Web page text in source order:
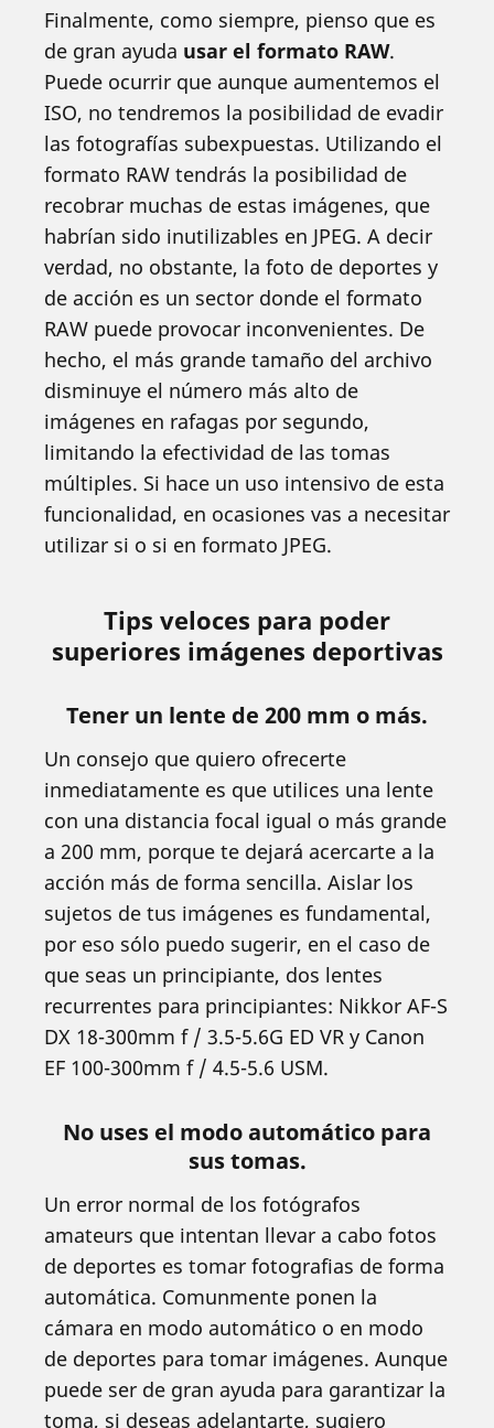
Finalmente, como siempre, pienso que es
de gran ayuda usar el formato RAW.
Puede ocurrir que aunque aumentemos el
ISO, no tendremos la posibilidad de evadir
las fotografías subexpuestas. Utilizando el
formato RAW tendrás la posibilidad de
recobrar muchas de estas imágenes, que
habrían sido inutilizables en JPEG. A decir
verdad, no obstante, la foto de deportes y
de acción es un sector donde el formato
RAW puede provocar inconvenientes. De
hecho, el más grande tamaño del archivo
disminuye el número más alto de
imágenes en rafagas por segundo,
limitando la efectividad de las tomas
múltiples. Si hace un uso intensivo de esta
funcionalidad, en ocasiones vas a necesitar
utilizar si o si en formato JPEG.
Tips veloces para poder
superiores imágenes deportivas
Tener un lente de 200 mm o más.
Un consejo que quiero ofrecerte
inmediatamente es que utilices una lente
con una distancia focal igual o más grande
a 200 mm, porque te dejará acercarte a la
acción más de forma sencilla. Aislar los
sujetos de tus imágenes es fundamental,
por eso sólo puedo sugerir, en el caso de
que seas un principiante, dos lentes
recurrentes para principiantes: Nikkor AF-S
DX 18-300mm f / 3.5-5.6G ED VR y Canon
EF 100-300mm f / 4.5-5.6 USM.
No uses el modo automático para
sus tomas.
Un error normal de los fotógrafos
amateurs que intentan llevar a cabo fotos
de deportes es tomar fotografias de forma
automática. Comunmente ponen la
cámara en modo automático o en modo
de deportes para tomar imágenes. Aunque
puede ser de gran ayuda para garantizar la
toma, si deseas adelantarte, sugiero